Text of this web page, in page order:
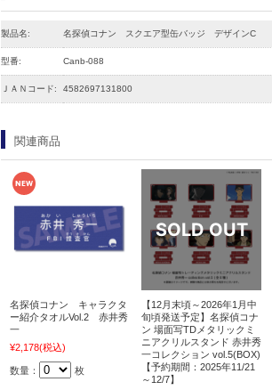
製品名: 名探偵コナン スクエア型缶バッジ デザインC
型番: Canb-088
ＪＡＮコード: 4582697131800
関連商品
名探偵コナン キャラクタ
ー紹介タオルVol.2 赤井秀
一
¥2,178(税込)
数量： 枚
【12月末頃～2026年1月中
旬頃発送予定】名探偵コナ
ン 場面写TDメタリックミ
ニアクリルスタンド 赤井秀
一コレクション vol.5(BOX)
【予約期間：2025年11/21
～12/7】